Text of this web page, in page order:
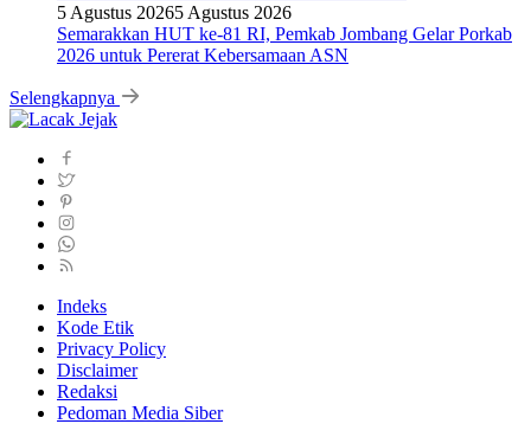
5 Agustus 20265 Agustus 2026
Semarakkan HUT ke-81 RI, Pemkab Jombang Gelar Porkab
2026 untuk Pererat Kebersamaan ASN
Selengkapnya
Indeks
Kode Etik
Privacy Policy
Disclaimer
Redaksi
Pedoman Media Siber